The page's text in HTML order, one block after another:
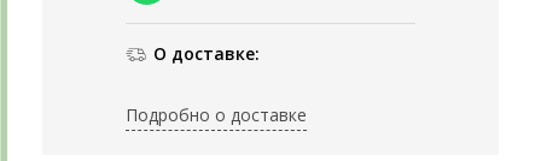
О доставке:
Подробно о доставке